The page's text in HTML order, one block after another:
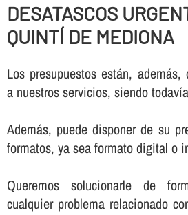
DESATASCOS
QUINTÍ DE MEDIONA
Los presupuestos están,
a nuestros servicios, siendo
Además, puede disponer de su
formatos, ya sea formato digital o
Queremos solucionarle de
cualquier problema relacionado